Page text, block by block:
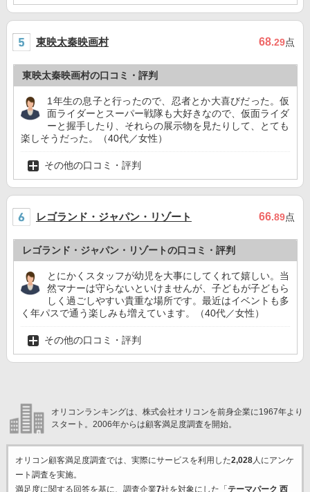
東映太秦映画村 68.29点
東映太秦映画村の口コミ・評判
1年生の息子と行ったので、忍者とか大喜びだった。仮
面ライダーとスーパー戦隊も大好きなので、仮面ライダ
ーと握手したり、それらの展示物を見たりして、とても
楽しそうだった。（40代／女性）
その他の口コミ・評判
レゴランド・ジャパン・リゾート 66.89点
レゴランド・ジャパン・リゾートの口コミ・評判
とにかくスタッフが幼児を大事にしてくれて嬉しい。当
然マナーは守らないといけませんが、子どもが子どもら
しく過ごしやすい貴重な場所です。最近はイベントも多
く年パスで通う楽しみも増えています。（40代／女性）
その他の口コミ・評判
オリコンランキングは、株式会社オリコンを前身企業に1967年より
スタート。2006年からは顧客満足度調査を開始。
オリコン顧客満足度調査では、実際にサービスを利用した2,028人にアンケ
ート調査を実施。
満足度に関する回答を基に、調査企業7社を対象にした「 テーマパーク 西